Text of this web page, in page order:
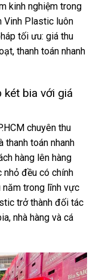
kinh nghiệm trong
Vinh Plastic luôn
tối ưu: giá thu
thanh toán nhanh
két bia với giá
chuyên thu
thanh toán nhanh
hàng lên hàng
đều có chính
năm trong lĩnh vực
trở thành đối tác
nhà hàng và cá